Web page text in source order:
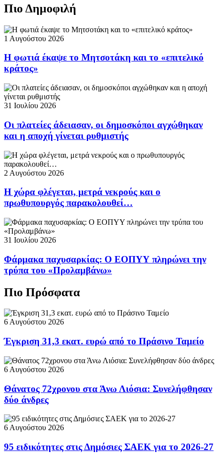
Πιο Δημοφιλή
1 Αυγούστου 2026
Η φωτιά έκαψε το Μητσοτάκη και το «επιτελικό
κράτος»
31 Ιουλίου 2026
Οι πλατείες άδειασαν, οι δημοσκόποι αγχώθηκαν
και η αποχή γίνεται ρυθμιστής
2 Αυγούστου 2026
Η χώρα φλέγεται, μετρά νεκρούς και ο
πρωθυπουργός παρακολουθεί…
31 Ιουλίου 2026
Φάρμακα παχυσαρκίας: Ο ΕΟΠΥΥ πληρώνει την
τρύπα του «Προλαμβάνω»
Πιο Πρόσφατα
6 Αυγούστου 2026
Έγκριση 31,3 εκατ. ευρώ από το Πράσινο Ταμείο
6 Αυγούστου 2026
Θάνατος 72χρονου στα Άνω Λιόσια: Συνελήφθησαν
δύο άνδρες
6 Αυγούστου 2026
95 ειδικότητες στις Δημόσιες ΣΑΕΚ για το 2026-27